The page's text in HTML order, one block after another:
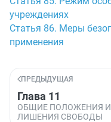
учреждениях
Статья 86. Меры
применения
ПРЕДЫДУЩАЯ
Глава 11
ОБЩИЕ ПОЛОЖЕНИЯ
ЛИШЕНИЯ СВОБОДЫ